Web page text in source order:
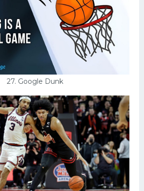
27. Google Dunk